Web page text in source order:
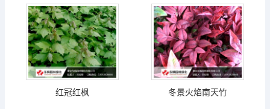
红冠红枫 冬景火焰南天竹